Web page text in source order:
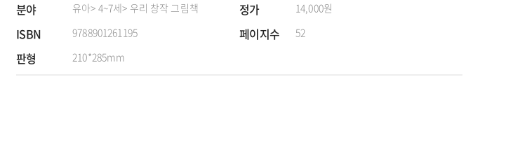
분야 유아> 4~7세> 우리 창작 그림책 정가 14,000원
ISBN 9788901261195 페이지수 52
판형 210*285mm